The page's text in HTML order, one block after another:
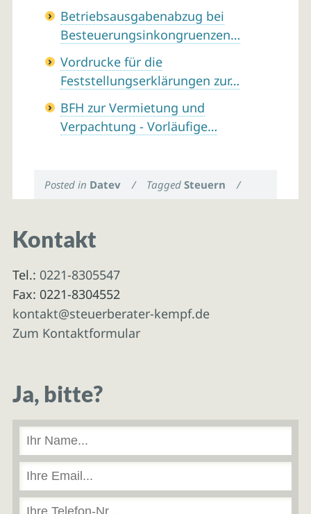
Betriebsausgabenabzug bei
Besteuerungsinkongruenzen…
Vordrucke für die
Feststellungserklärungen zur…
BFH zur Vermietung und
Verpachtung - Vorläufige…
Posted in Datev / TaggedSteuern /
Kontakt
Tel.: 0221-8305547
Fax: 0221-8304552
kontakt@steuerberater-kempf.de
Zum Kontaktformular
Ja, bitte?